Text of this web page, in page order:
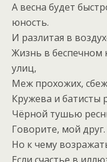
А весна будет
юность.
И разлитая в
Жизнь в беспечном
улиц,
Меж прохожих,
Кружева и батисты
Чёрной тушью
Говорите, мой
Но к чему